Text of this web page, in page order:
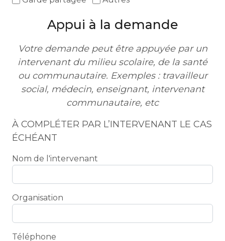
Appui à la demande
Votre demande peut être appuyée par un
intervenant du milieu scolaire, de la santé
ou communautaire. Exemples : travailleur
social, médecin, enseignant, intervenant
communautaire, etc
À COMPLÉTER PAR L’INTERVENANT LE CAS
ÉCHÉANT
Nom de l'intervenant
Organisation
Téléphone